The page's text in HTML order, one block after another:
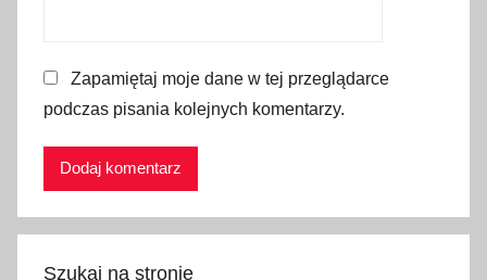
p
o
s
Zapamiętaj moje dane w tej przeglądarce
podczas pisania kolejnych komentarzy.
Szukaj na stronie